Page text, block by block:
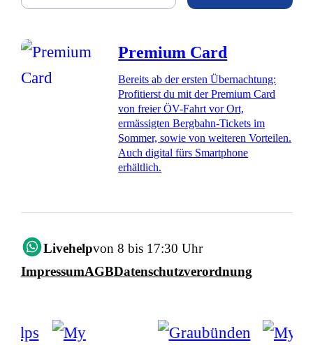
Premium Card
Bereits ab der ersten Übernachtung:
Profitierst du mit der Premium Card
von freier ÖV-Fahrt vor Ort,
ermässigten Bergbahn-Tickets im
Sommer, sowie von weiteren Vorteilen.
Auch digital fürs Smartphone
erhältlich.
Livehelpvon 8 bis 17:30 Uhr
ImpressumAGBDatenschutzverordnung